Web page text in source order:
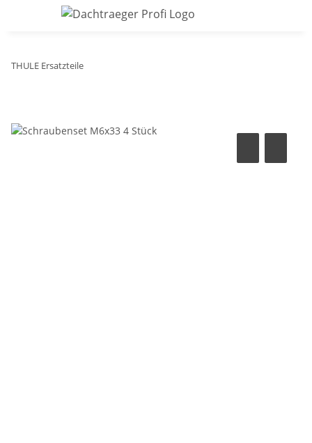
THULE Ersatzteile